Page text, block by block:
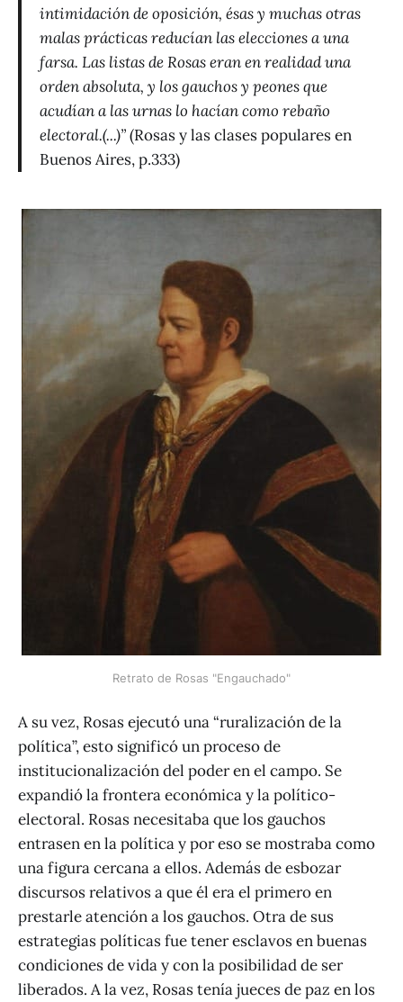
intimidación de oposición, ésas y muchas otras
malas prácticas reducían las elecciones a una
farsa. Las listas de Rosas eran en realidad una
orden absoluta, y los gauchos y peones que
acudían a las urnas lo hacían como rebaño
electoral.(...)”(Rosas y las clases populares en
Buenos Aires, p.333)
Retrato de Rosas "Engauchado"
A su vez, Rosas ejecutó una “ruralización de la
política”, esto significó un proceso de
institucionalización del poder en el campo. Se
expandió la frontera económica y la político-
electoral. Rosas necesitaba que los gauchos
entrasen en la política y por eso se mostraba como
una figura cercana a ellos. Además de esbozar
discursos relativos a que él era el primero en
prestarle atención a los gauchos. Otra de sus
estrategias políticas fue tener esclavos en buenas
condiciones de vida y con la posibilidad de ser
liberados. A la vez, Rosas tenía jueces de paz en los